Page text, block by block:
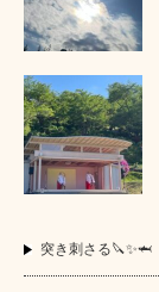
突き刺さる🔪✨🦈